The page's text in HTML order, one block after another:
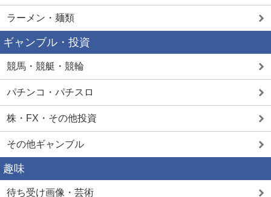
ラーメン・麺類
ギャンブル・投資
競馬・競艇・競輪
パチンコ・パチスロ
株・FX・その他投資
その他ギャンブル
趣味
待ち受け画像・芸術